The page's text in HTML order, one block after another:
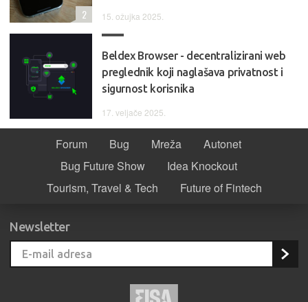
15. ožujka 2025.
2
Beldex Browser - decentralizirani web
preglednik koji naglašava privatnost i
sigurnost korisnika
17. veljače 2025.
Forum Bug Mreža
Autonet
Bug Future Show
Idea Knockout
Tourism, Travel & Tech
Future of Fintech
Newsletter